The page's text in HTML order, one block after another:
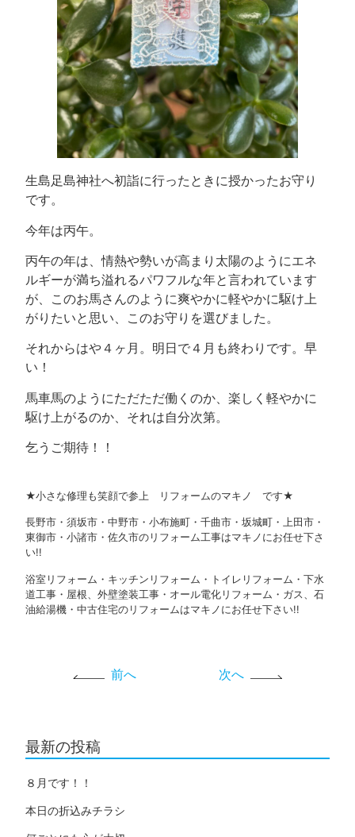
生島足島神社へ初詣に行ったときに授かったお守り
です。
今年は丙午。
丙午の年は、情熱や勢いが高まり太陽のようにエネ
ルギーが満ち溢れるパワフルな年と言われています
が、このお馬さんのように爽やかに軽やかに駆け上
がりたいと思い、このお守りを選びました。
それからはや４ヶ月。明日で４月も終わりです。早
い！
馬車馬のようにただただ働くのか、楽しく軽やかに
駆け上がるのか、それは自分次第。
乞うご期待！！
★小さな修理も笑顔で参上 リフォームのマキノ です★
長野市・須坂市・中野市・小布施町・千曲市・坂城町・上田市・
東御市・小諸市・佐久市のリフォーム工事はマキノにお任せ下さ
い!!
浴室リフォーム・キッチンリフォーム・トイレリフォーム・下水
道工事・屋根、外壁塗装工事・オール電化リフォーム・ガス、石
油給湯機・中古住宅のリフォームはマキノにお任せ下さい!!
前へ 次へ
最新の投稿
８月です！！
本日の折込みチラシ